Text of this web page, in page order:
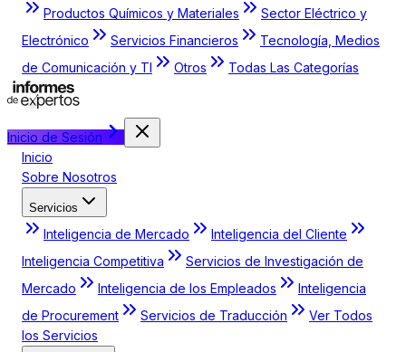
Productos Químicos y Materiales
Sector Eléctrico y
Electrónico
Servicios Financieros
Tecnología, Medios
de Comunicación y TI
Otros Todas Las Categorías
Inicio de Sesión
Inicio
Sobre Nosotros
Servicios
Inteligencia de Mercado
Inteligencia del Cliente
Inteligencia Competitiva
Servicios de Investigación de
Mercado
Inteligencia de los Empleados
Inteligencia
de Procurement
Servicios de Traducción
Ver Todos
los Servicios